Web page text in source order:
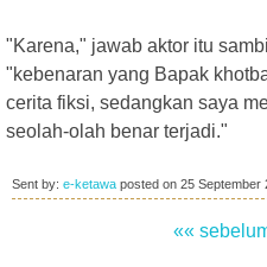
"Karena," jawab aktor itu
"kebenaran yang Bapak
cerita fiksi, sedangkan saya
seolah-olah benar terjadi."
Sent by: e-ketawa posted on 25 September
««